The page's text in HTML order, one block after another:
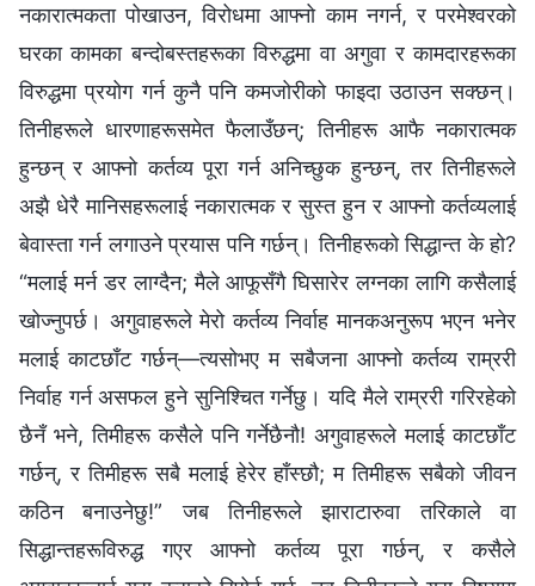
नकारात्मकता पोखाउन, विरोधमा आफ्नो काम नगर्न, र परमेश्‍वरको
घरका कामका बन्दोबस्तहरूका विरुद्धमा वा अगुवा र कामदारहरूका
विरुद्धमा प्रयोग गर्न कुनै पनि कमजोरीको फाइदा उठाउन सक्छन्।
तिनीहरूले धारणाहरूसमेत फैलाउँछन्; तिनीहरू आफै नकारात्मक
हुन्छन् र आफ्नो कर्तव्य पूरा गर्न अनिच्छुक हुन्छन्, तर तिनीहरूले
अझै धेरै मानिसहरूलाई नकारात्मक र सुस्त हुन र आफ्नो कर्तव्यलाई
बेवास्ता गर्न लगाउने प्रयास पनि गर्छन्। तिनीहरूको सिद्धान्त के हो?
“मलाई मर्न डर लाग्दैन; मैले आफूसँगै घिसारेर लग्नका लागि कसैलाई
खोज्नुपर्छ। अगुवाहरूले मेरो कर्तव्य निर्वाह मानकअनुरूप भएन भनेर
मलाई काटछाँट गर्छन्—त्यसोभए म सबैजना आफ्नो कर्तव्य राम्ररी
निर्वाह गर्न असफल हुने सुनिश्चित गर्नेछु। यदि मैले राम्ररी गरिरहेको
छैनँ भने, तिमीहरू कसैले पनि गर्नेछैनौ! अगुवाहरूले मलाई काटछाँट
गर्छन्, र तिमीहरू सबै मलाई हेरेर हाँस्छौ; म तिमीहरू सबैको जीवन
कठिन बनाउनेछु!” जब तिनीहरूले झाराटारुवा तरिकाले वा
सिद्धान्तहरूविरुद्ध गएर आफ्नो कर्तव्य पूरा गर्छन्, र कसैले